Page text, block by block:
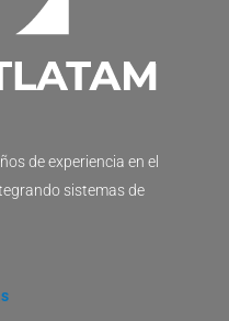
de experiencia en el
sistemas de